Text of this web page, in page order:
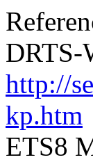
DRTS-
http://
kp.htm
ETS8